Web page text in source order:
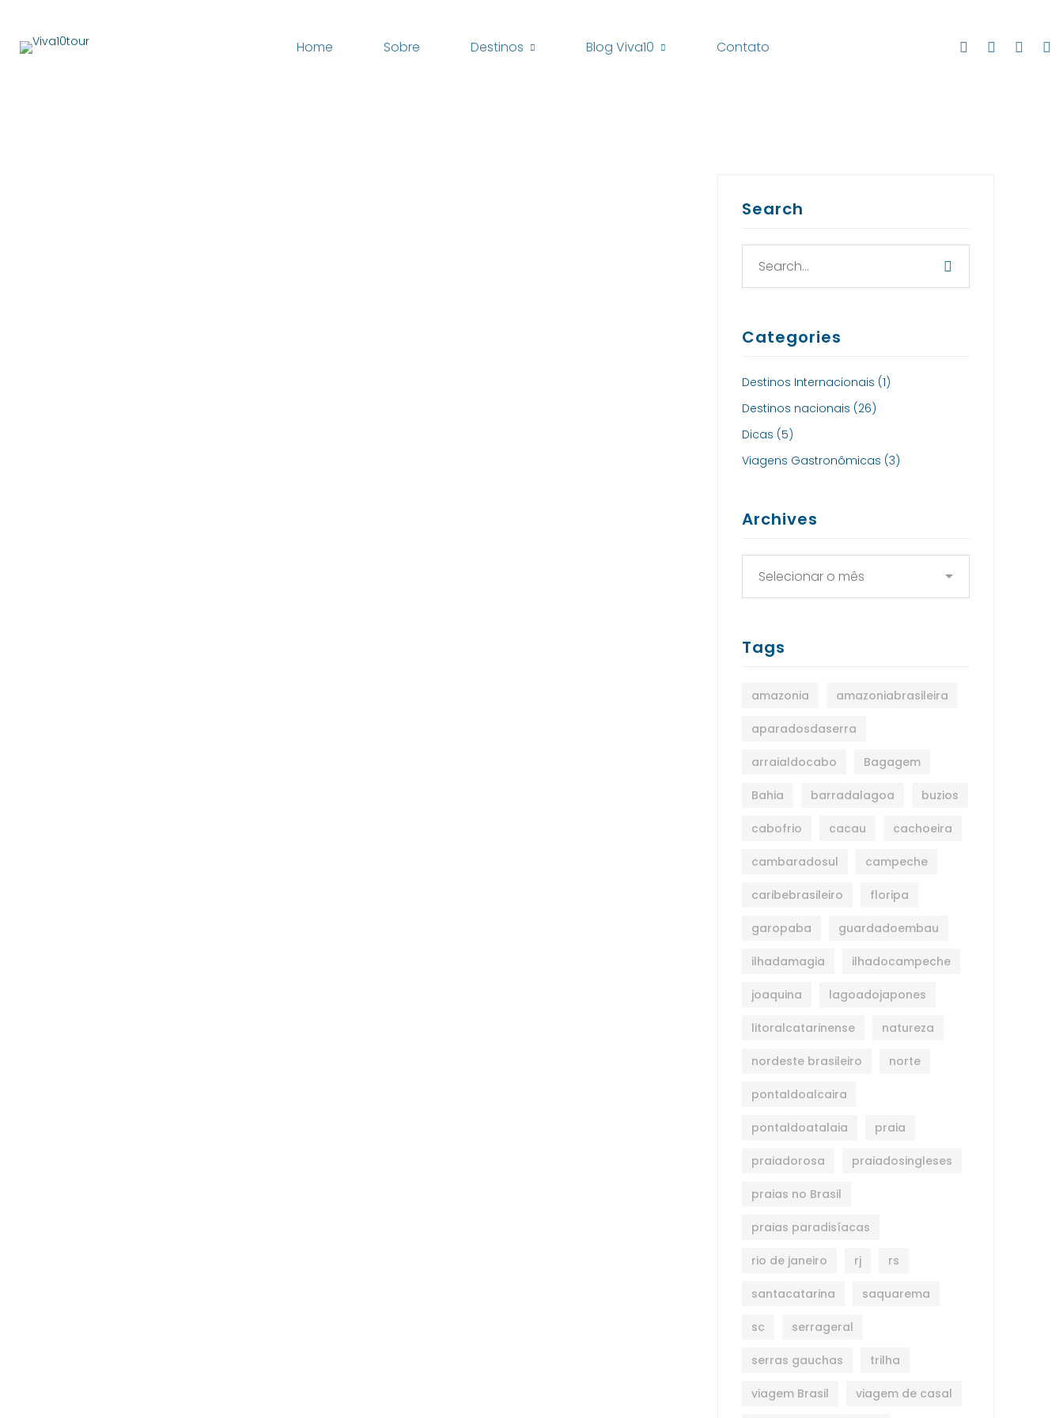
Home Sobre Destinos Blog Viva10 Contato
Search
Categories
Destinos Internacionais (1)
Destinos nacionais (26)
Dicas (5)
Viagens Gastronômicas (3)
Archives
Tags
amazonia amazoniabrasileira
aparadosdaserra
arraialdocabo Bagagem
Bahia barradalagoa buzios
cabofrio cacau cachoeira
cambaradosul campeche
caribebrasileiro floripa
garopaba guardadoembau
ilhadamagia ilhadocampeche
joaquina lagoadojapones
litoralcatarinense natureza
nordeste brasileiro norte
pontaldoalcaira
pontaldoatalaia praia
praiadorosa praiadosingleses
praias no Brasil
praias paradisíacas
rio de janeiro rj rs
santacatarina saquarema
sc serrageral
serras gauchas trilha
viagem Brasil viagem de casal